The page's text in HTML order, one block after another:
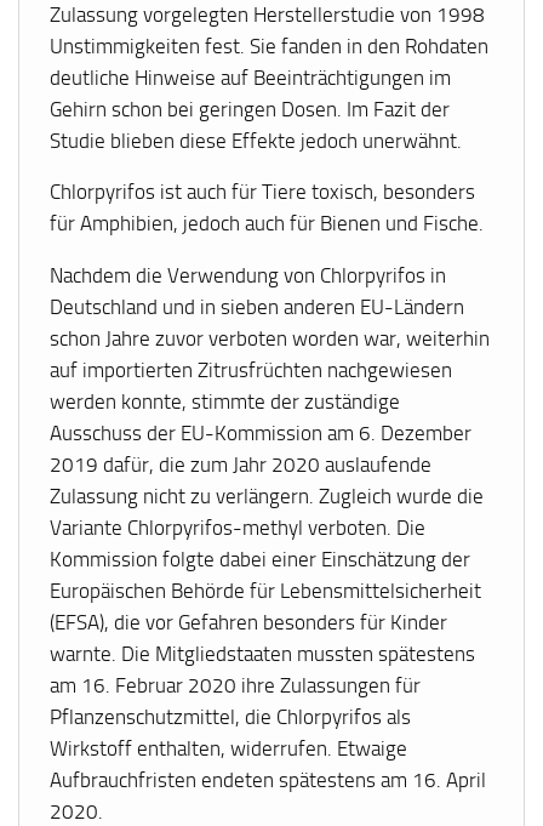
Zulassung vorgelegten Herstellerstudie von 1998
Unstimmigkeiten fest. Sie fanden in den Rohdaten
deutliche Hinweise auf Beeinträchtigungen im
Gehirn schon bei geringen Dosen. Im Fazit der
Studie blieben diese Effekte jedoch unerwähnt.
Chlorpyrifos ist auch für Tiere toxisch, besonders
für Amphibien, jedoch auch für Bienen und Fische.
Nachdem die Verwendung von Chlorpyrifos in
Deutschland und in sieben anderen EU-Ländern
schon Jahre zuvor verboten worden war, weiterhin
auf importierten Zitrusfrüchten nachgewiesen
werden konnte, stimmte der zuständige
Ausschuss der EU-Kommission am 6. Dezember
2019 dafür, die zum Jahr 2020 auslaufende
Zulassung nicht zu verlängern. Zugleich wurde die
Variante Chlorpyrifos-methyl verboten. Die
Kommission folgte dabei einer Einschätzung der
Europäischen Behörde für Lebensmittelsicherheit
(EFSA), die vor Gefahren besonders für Kinder
warnte. Die Mitgliedstaaten mussten spätestens
am 16. Februar 2020 ihre Zulassungen für
Pflanzenschutzmittel, die Chlorpyrifos als
Wirkstoff enthalten, widerrufen. Etwaige
Aufbrauchfristen endeten spätestens am 16. April
2020.